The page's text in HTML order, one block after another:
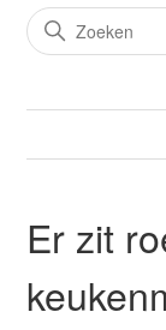
Er zit